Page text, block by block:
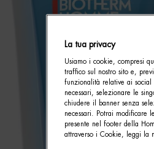
La tua privacy
Usiamo i cookie, compresi
traffico sul nostro sito e,
funzionalità relative ai social
necessari, selezionare le
chiudere il banner senza
necessari. Potrai modificare
presente nel footer della
attraverso i Cookie, leggi la